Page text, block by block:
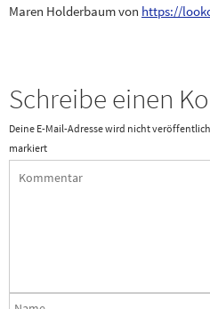
Maren Holderbaum von https://
Schreibe einen
Deine E-Mail-Adresse wird nicht
markiert